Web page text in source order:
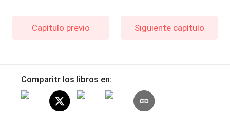
Capítulo previo Siguiente capítulo
Comparitr los libros en: